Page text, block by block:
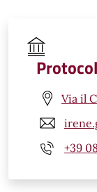
Via il
+39